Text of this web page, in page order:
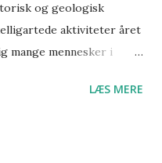
og geologisk
aktiviteter året
mange mennesker i
siden da fungeret som
LÆS MERE